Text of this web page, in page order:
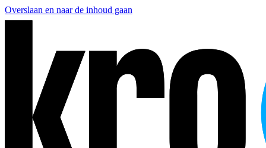
Overslaan en naar de inhoud gaan